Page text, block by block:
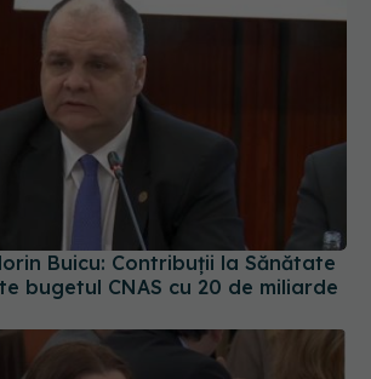
bugetul CNAS cu 20 de miliarde